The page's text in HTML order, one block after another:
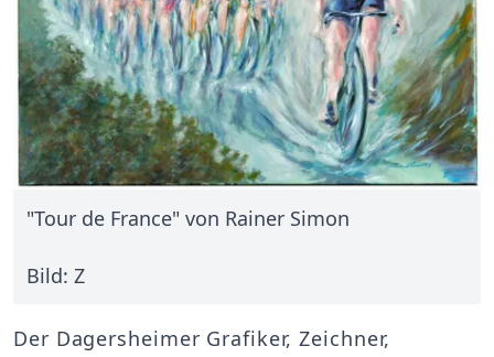
"Tour de France" von Rainer Simon
Bild: Z
Der Dagersheimer Grafiker, Zeichner,